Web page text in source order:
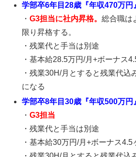
学部卒6年目28歳『年収470万円
・G3担当に社内昇格。総合職は
限り昇格する。
・残業代と手当は別途
・基本給28.5万円/月+ボーナス
・残業30H/月とすると残業代込
になる
学部卒8年目30歳『年収500万円
・G3担当
・残業代と手当は別途
・基本給30万円/月+ボーナス4.5